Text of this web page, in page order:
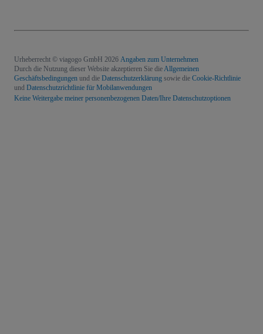
Urheberrecht © viagogo GmbH 2026 Angaben zum Unternehmen
Durch die Nutzung dieser Website akzeptieren Sie die Allgemeinen
Geschäftsbedingungen und die Datenschutzerklärung sowie die Cookie-Richtlinie
und Datenschutzrichtlinie für Mobilanwendungen
Keine Weitergabe meiner personenbezogenen Daten/Ihre Datenschutzoptionen